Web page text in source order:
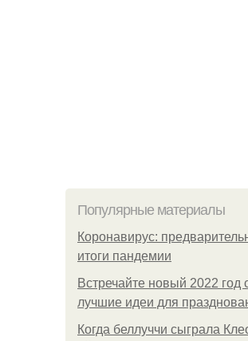
Популярные материалы
Коронавирус:
итоги пандемии
Встречайте новый 2022 год
лучшие идеи для
Когда беллуччи сыграла